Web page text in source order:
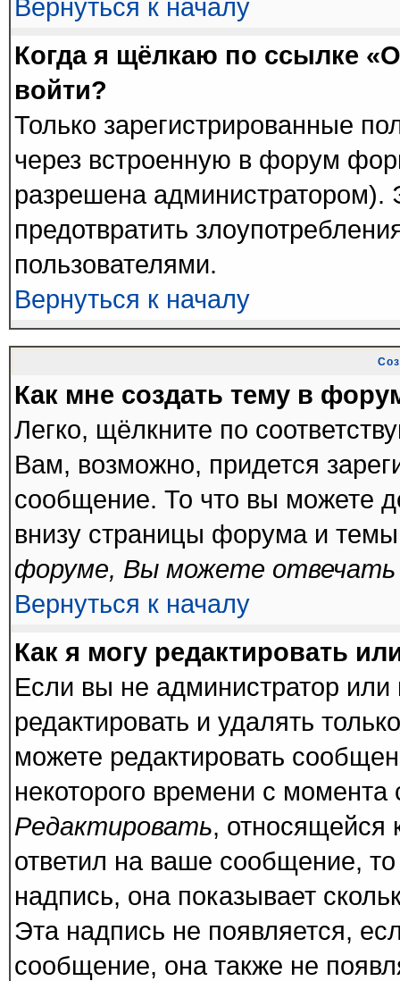
Вернуться к началу
Когда я щёлкаю по ссылке
войти?
Только зарегистрированные
через встроенную в форум
разрешена администратором).
предотвратить
пользователями.
Вернуться к началу
Как мне создать тему в
Легко, щёлкните по
Вам, возможно, придется
сообщение. То что вы можете
внизу страницы форума и
форуме, Вы можете отвечать
Вернуться к началу
Как я могу редактировать
Если вы не администратор
редактировать и удалять
можете редактировать
некоторого времени с
Редактировать, относящейся
ответил на ваше сообщение,
надпись, она показывает
Эта надпись не появляется,
сообщение, она также не